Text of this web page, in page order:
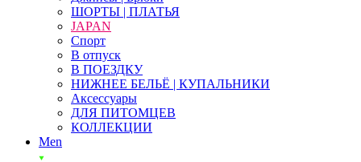
ШОРТЫ | ПЛАТЬЯ
JAPAN
Спорт
В отпуск
В ПОЕЗДКУ
НИЖНЕЕ БЕЛЬЁ | КУПАЛЬНИКИ
Аксессуары
ДЛЯ ПИТОМЦЕВ
КОЛЛЕКЦИИ
Men